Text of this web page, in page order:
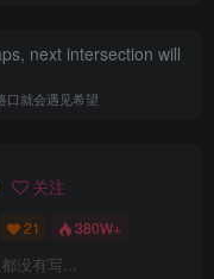
next intersection will
口就会遇见希望
关注
21 380W+
没有写...